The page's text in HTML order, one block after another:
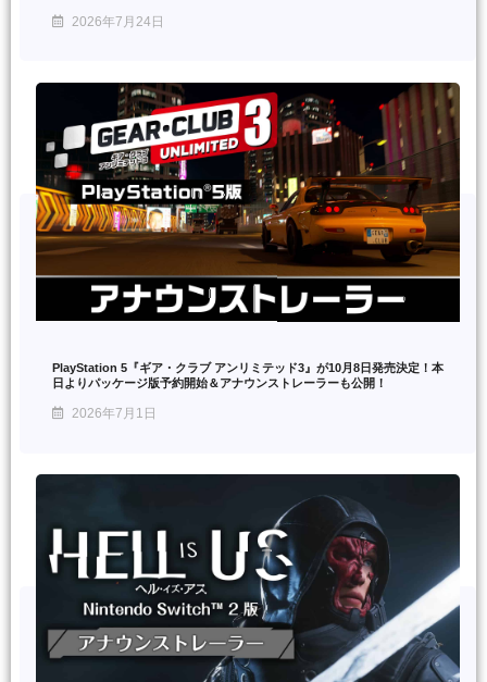
2026年7月24日
PlayStation 5『ギア・クラブ アンリミテッド3』が10月8日発売決定！本
日よりパッケージ版予約開始＆アナウンストレーラーも公開！
2026年7月1日